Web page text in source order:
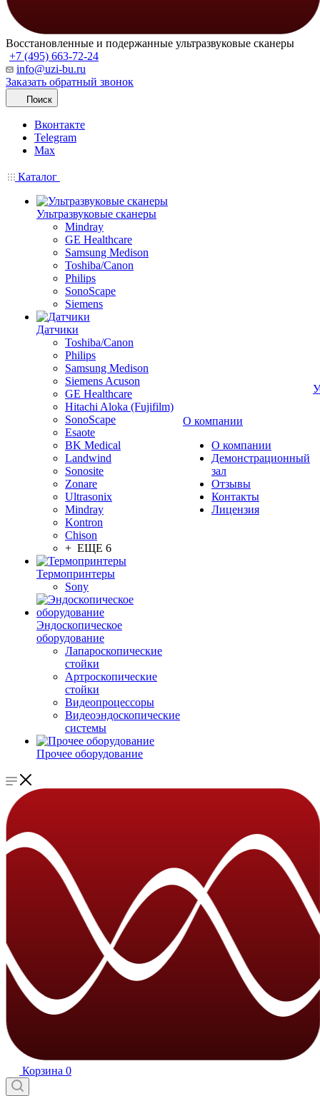
Восстановленные и подержанные ультразвуковые сканеры
+7 (495) 663-72-24
info@uzi-bu.ru
Заказать обратный звонок
Поиск
Вконтакте
Telegram
Max
Каталог
Ультразвуковые сканеры
Mindray
GE Healthcare
Samsung Medison
Toshiba/Canon
Philips
SonoScape
Siemens
Датчики
Toshiba/Canon
Philips
Samsung Medison
Siemens Acuson
GE Healthcare
Hitachi Aloka (Fujifilm)
SonoScape
Esaote
BK Medical
Landwind
Sonosite
Zonare
Ultrasonix
Mindray
Kontron
Chison
+ ЕЩЕ 6
Термопринтеры
Sony
Эндоскопическое
оборудование
Лапароскопические
стойки
Артроскопические
стойки
Видеопроцессоры
Видеоэндоскопические
системы
Прочее оборудование
О компании
О компании
Демонстрационный
зал
Отзывы
Контакты
Лицензия
Корзина 0